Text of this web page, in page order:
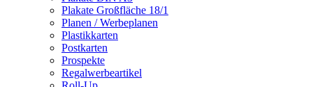
Plakate Großfläche 18/1
Planen / Werbeplanen
Plastikkarten
Postkarten
Prospekte
Regalwerbeartikel